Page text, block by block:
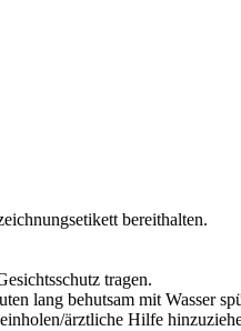
bereithalten.
tragen.
lang behutsam mit Wasser
ärztliche Hilfe